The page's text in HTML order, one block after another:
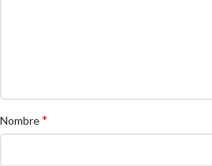
Nombre*